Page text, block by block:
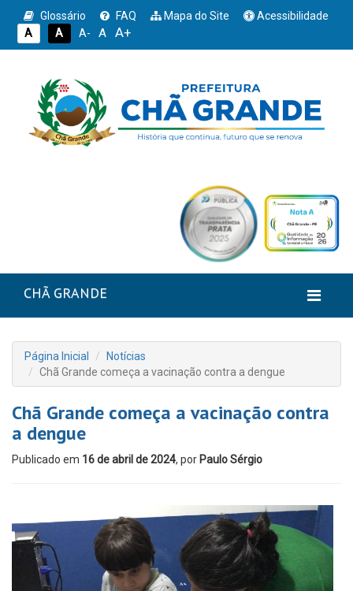
Glossário FAQ Mapa do Site
Acessibilidade
A
A A- A A+
CHÃ GRANDE
Página Inicial
Notícias
Chã Grande começa a vacinação contra a dengue
Chã Grande começa a vacinação contra
a dengue
Publicado em 16 de abril de 2024, por Paulo Sérgio